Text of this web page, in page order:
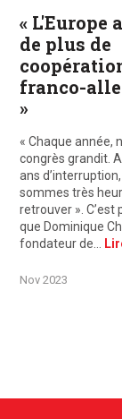
« L'Europe
de plus de
franco-
»
« Chaque année,
congrès grandit.
ans
sommes très
retrouver ». C’est
que Dominique
fondateur de…
Nov 2023